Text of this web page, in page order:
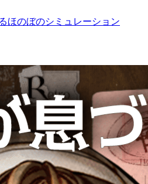
ほのぼのシミュレーション